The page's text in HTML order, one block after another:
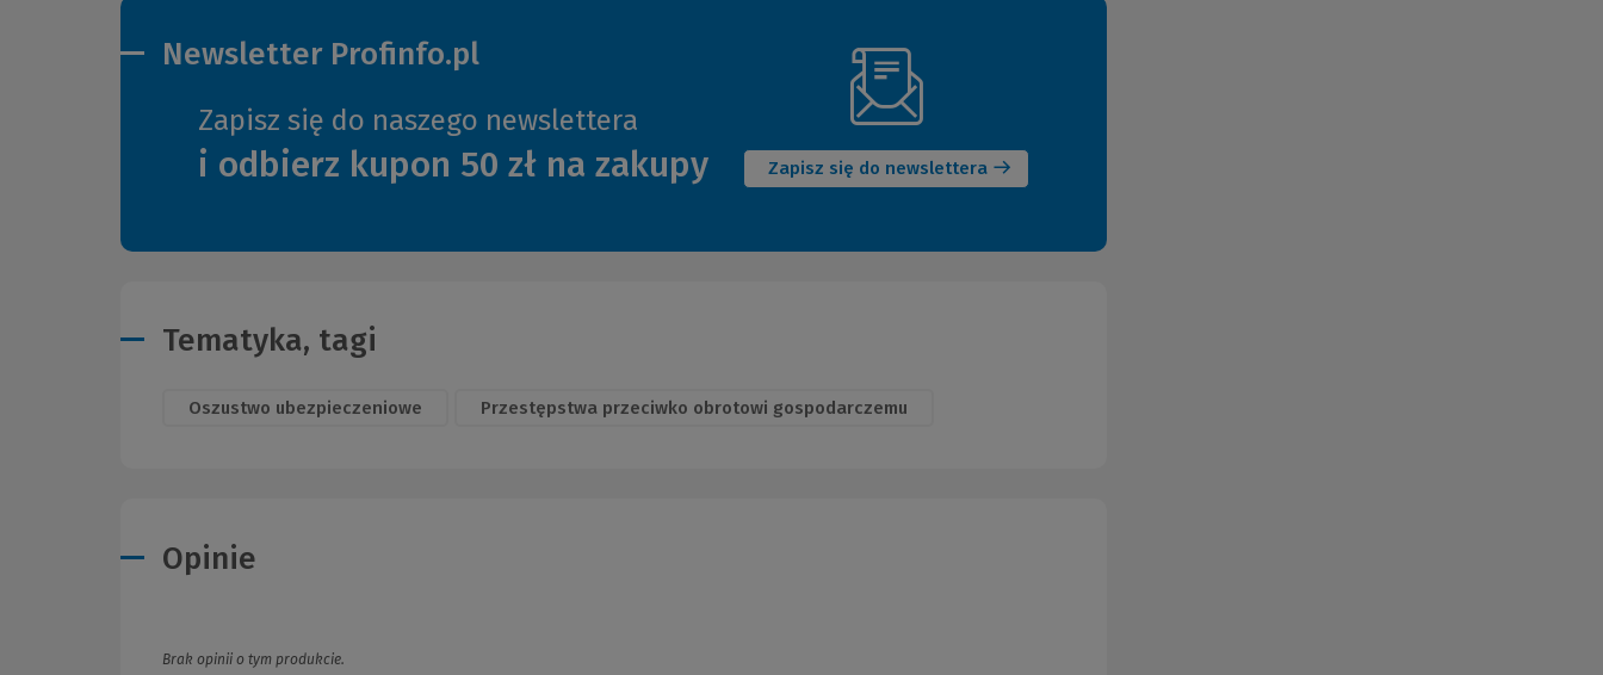
Newsletter Profinfo.pl
Zapisz się do naszego newslettera
i odbierz kupon 50 zł na zakupy Zapisz się do newslettera
okno)
Tematyka, tagi
Oszustwo ubezpieczeniowe Przestępstwa przeciwko obrotowi gospodarczemu
Opinie
Brak opinii o tym produkcie.